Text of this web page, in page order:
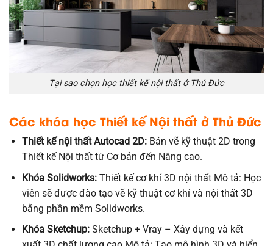
Tại sao chọn học thiết kế nội thất ở Thủ Đức
Các khóa học Thiết kế Nội thất ở Thủ Đức
Thiết kế nội thất Autocad 2D:Bản vẽ kỹ thuật 2D trong
Thiết kế Nội thất từ Cơ bản đến Nâng cao.
Khóa Solidworks: Thiết kế cơ khí 3D nội thất Mô tả: Học
viên sẽ được đào tạo vẽ kỹ thuật cơ khí và nội thất 3D
bằng phần mềm Solidworks.
Khóa Sketchup:Sketchup + Vray – Xây dựng và kết